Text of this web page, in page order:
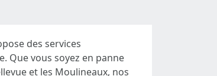
des services
Que vous soyez en panne
et les Moulineaux, nos